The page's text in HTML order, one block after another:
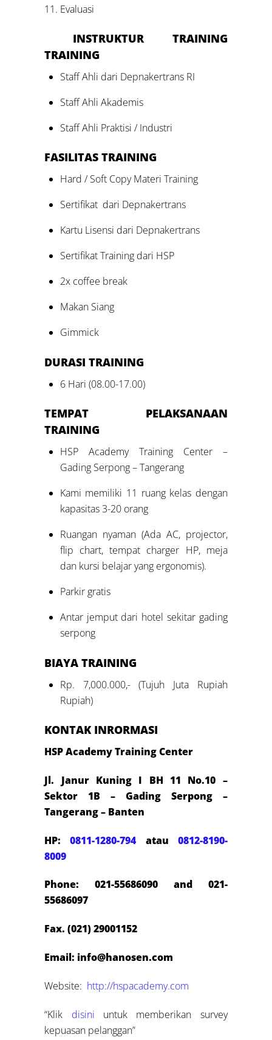
Evaluasi
INSTRUKTUR TRAINING
TRAINING
Staff Ahli dari Depnakertrans RI
Staff Ahli Akademis
Staff Ahli Praktisi / Industri
FASILITASTRAINING
Hard / Soft Copy Materi Training
Sertifikat dari Depnakertrans
Kartu Lisensi dari Depnakertrans
Sertifikat Training dari HSP
2x coffee break
Makan Siang
Gimmick
DURASI TRAINING
6 Hari (08.00-17.00)
TEMPAT PELAKSANAAN
TRAINING
HSP Academy Training Center –
Gading Serpong – Tangerang
Kami memiliki 11 ruang kelas dengan
kapasitas 3-20 orang
Ruangan nyaman (Ada AC, projector,
flip chart, tempat charger HP, meja
dan kursi belajar yang ergonomis).
Parkir gratis
Antar jemput dari hotel sekitar gading
serpong
BIAYATRAINING
Rp. 7,000.000,- (Tujuh Juta Rupiah
Rupiah)
KONTAK INRORMASI
HSP Academy Training Center
Jl. Janur Kuning I BH 11 No.10 –
Sektor 1B – Gading Serpong –
Tangerang – Banten
HP:0811-1280-794atau 0812-8190-
8009
Phone: 021-55686090 and 021-
55686097
Fax. (021) 29001152
Email: info@hanosen.com
Website: http://hspacademy.com
“Klik disini untuk memberikan survey
kepuasan pelanggan”